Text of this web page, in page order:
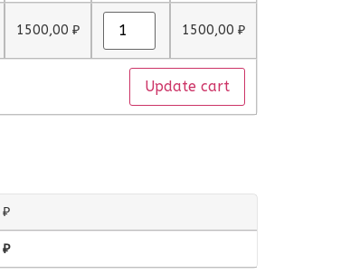
1500,00 ₽ 1500,00 ₽
Update cart
₽
₽